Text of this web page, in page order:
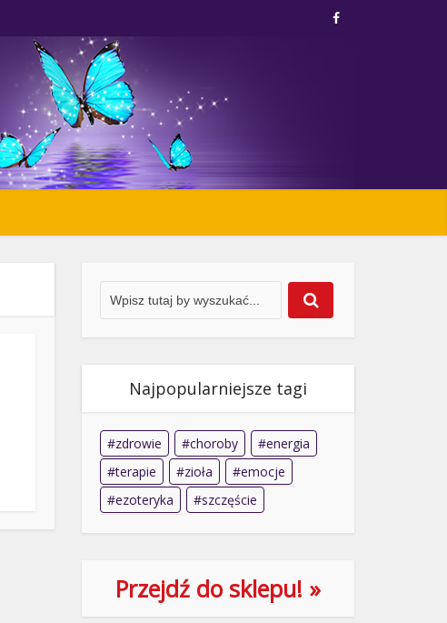
Najpopularniejsze tagi
zdrowie choroby
energia
terapie
zioła
emocje
ezoteryka
szczęście
Przejdź do sklepu! »